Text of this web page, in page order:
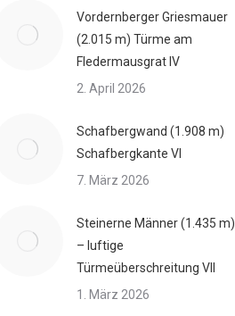
Vordernberger Griesmauer
(2.015 m) Türme am
Fledermausgrat IV
2. April 2026
Schafbergwand (1.908 m)
Schafbergkante VI
7. März 2026
Steinerne Männer (1.435 m)
– luftige
Türmeüberschreitung VII
1. März 2026